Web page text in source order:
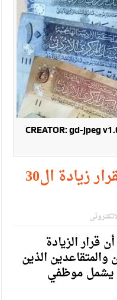
اعمال المدرسة الحزبية..صور
يؤمن بلغة الحوار والشراكة
CREATOR: gd-jpeg
البلديات غير مشمولة بقرار زيادة ال30
الزيادة
الذين
دينار، لا يشمل موظفي